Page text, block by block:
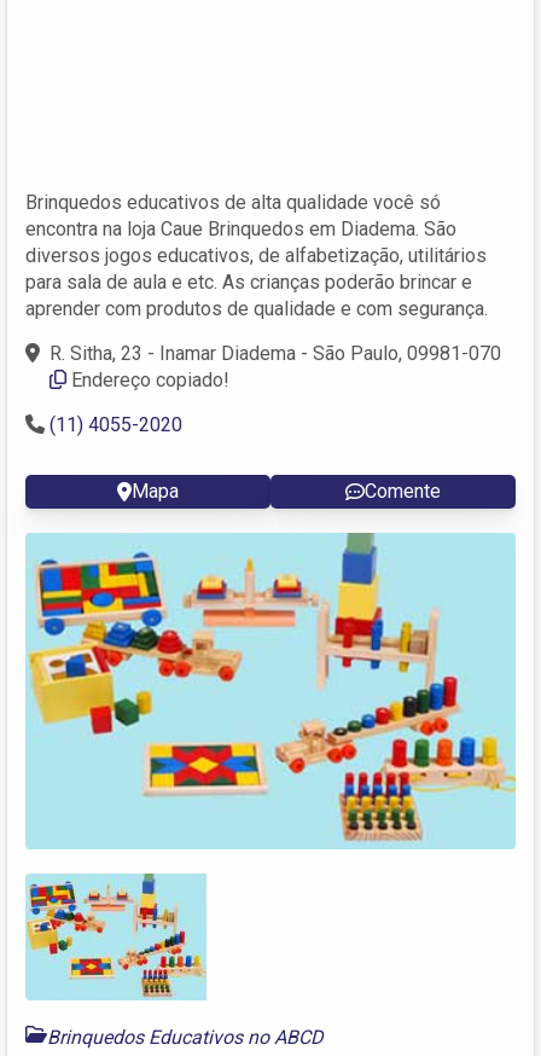
Brinquedos educativos de alta qualidade você só
encontra na loja Caue Brinquedos em Diadema. São
diversos jogos educativos, de alfabetização, utilitários
para sala de aula e etc. As crianças poderão brincar e
aprender com produtos de qualidade e com segurança.
R. Sitha, 23 - Inamar Diadema - São Paulo, 09981-070
Endereço copiado!
(11) 4055-2020
Mapa Comente
Brinquedos Educativos no ABCD